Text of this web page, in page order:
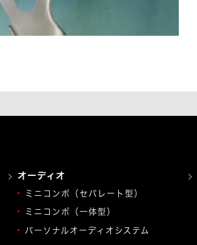
オーディオ
ミニコンポ（セパレート型）
ミニコンポ（一体型）
パーソナルオーディオシステム